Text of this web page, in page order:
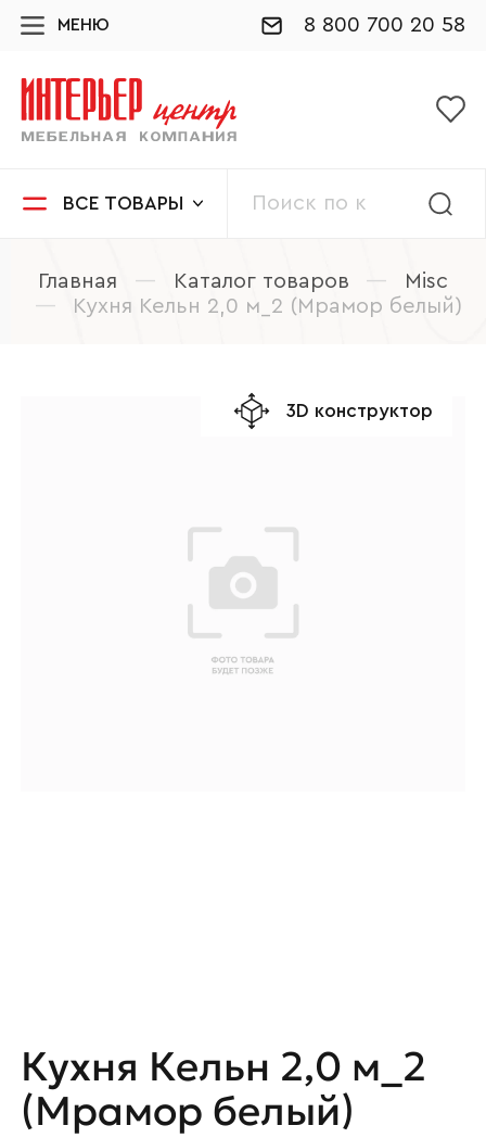
МЕНЮ 8 800 700 20 58
ВСЕ ТОВАРЫ
Главная — Каталог товаров —
Misc
—
Кухня Кельн 2,0 м_2 (Мрамор белый)
3D конструктор
Кухня Кельн 2,0 м_2
(Мрамор белый)
Наименование организации